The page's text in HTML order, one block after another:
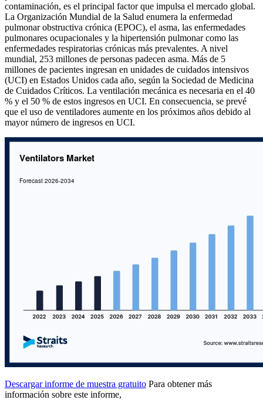
contaminación, es el principal factor que impulsa el mercado global.
La Organización Mundial de la Salud enumera la enfermedad
pulmonar obstructiva crónica (EPOC), el asma, las enfermedades
pulmonares ocupacionales y la hipertensión pulmonar como las
enfermedades respiratorias crónicas más prevalentes. A nivel
mundial, 253 millones de personas padecen asma. Más de 5
millones de pacientes ingresan en unidades de cuidados intensivos
(UCI) en Estados Unidos cada año, según la Sociedad de Medicina
de Cuidados Críticos. La ventilación mecánica es necesaria en el 40
% y el 50 % de estos ingresos en UCI. En consecuencia, se prevé
que el uso de ventiladores aumente en los próximos años debido al
mayor número de ingresos en UCI.
Descargar informe de muestra gratuito Para obtener más
información sobre este informe,